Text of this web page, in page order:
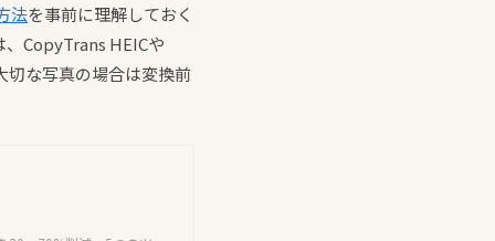
法を事前に理解しておく
CopyTrans HEICや
な写真の場合は変換前